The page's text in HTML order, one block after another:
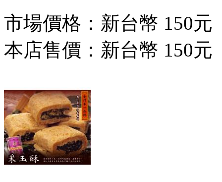
市場價格： 新台幣 150元
本店售價： 新台幣 150元